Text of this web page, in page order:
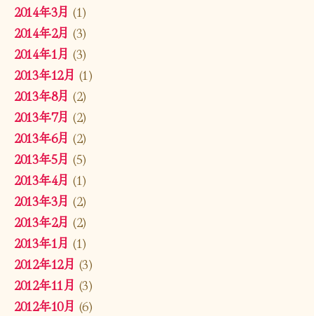
2014年3月 (1)
2014年2月 (3)
2014年1月 (3)
2013年12月 (1)
2013年8月 (2)
2013年7月 (2)
2013年6月 (2)
2013年5月 (5)
2013年4月 (1)
2013年3月 (2)
2013年2月 (2)
2013年1月 (1)
2012年12月 (3)
2012年11月 (3)
2012年10月 (6)